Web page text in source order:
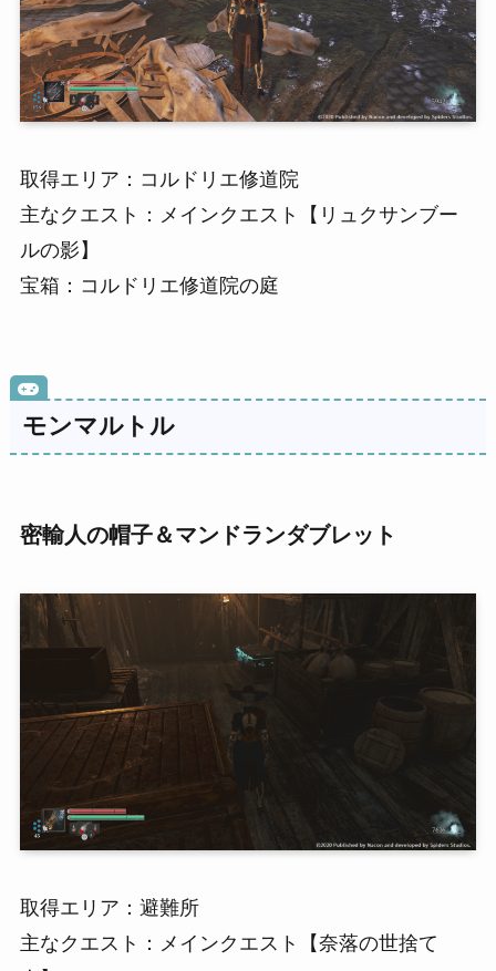
取得エリア：コルドリエ修道院
主なクエスト：メインクエスト【リュクサンブー
ルの影】
宝箱：コルドリエ修道院の庭
モンマルトル
密輸人の帽子＆マンドランダブレット
取得エリア：避難所
主なクエスト：メインクエスト【奈落の世捨て